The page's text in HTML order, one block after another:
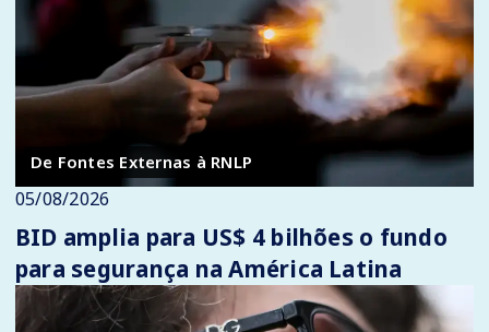
De Fontes Externas à RNLP
05/08/2026
BID amplia para US$ 4 bilhões o fundo
para segurança na América Latina